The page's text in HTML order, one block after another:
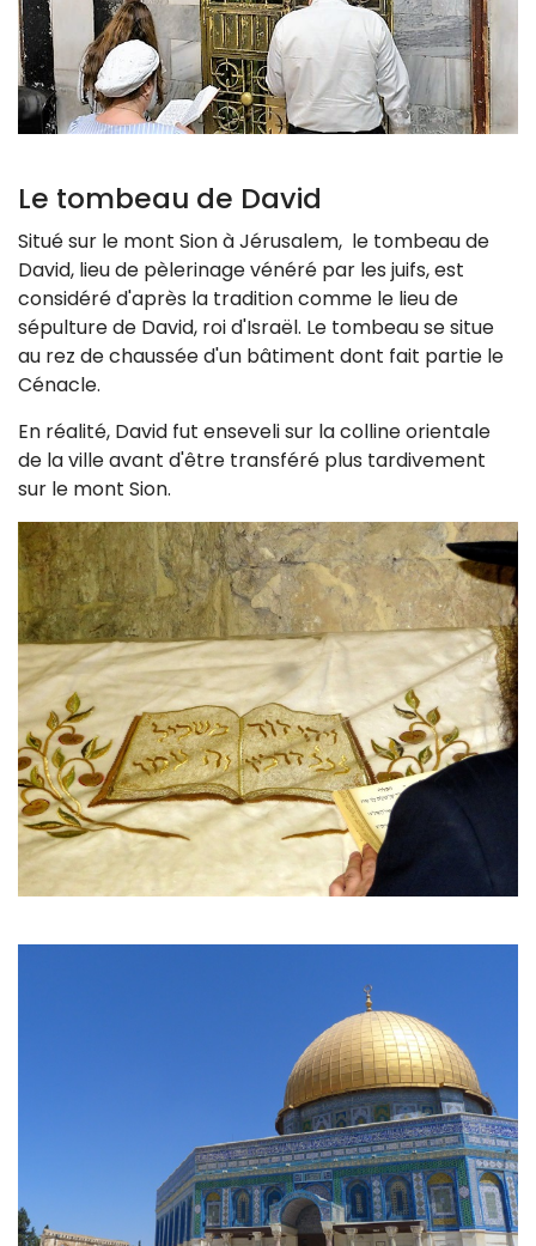
Le tombeau de David
Situé sur le mont Sion à Jérusalem, le tombeau de
David, lieu de pèlerinage vénéré par les juifs, est
considéré d'après la tradition comme le lieu de
sépulture de David, roi d'Israël. Le tombeau se situe
au rez de chaussée d'un bâtiment dont fait partie le
Cénacle.
En réalité, David fut enseveli sur la colline orientale
de la ville avant d'être transféré plus tardivement
sur le mont Sion.